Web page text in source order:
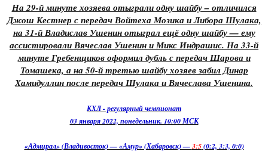
На 29-й минуте хозяева отыграли одну шайбу – отличился
Джош Кестнер с передач Войтеха Мозика и Либора Шулака,
на 31-й Владислав Ушенин отыграл ещё одну шайбу — ему
ассистировали Вячеслав Ушенин и Микс Индрашис. На 33-й
минуте Гребенщиков оформил дубль с передач Шарова и
Томашека, а на 50-й третью шайбу хозяев забил Динар
Хамидуллин после передач Шулака и Вячеслава Ушенина.
КХЛ - регулярный чемпионат
03 января 2022, понедельник. 10:00 МСК
«Адмирал» (Владивосток) — «Амур» (Хабаровск) —3:5(0:2, 3:3, 0:0)